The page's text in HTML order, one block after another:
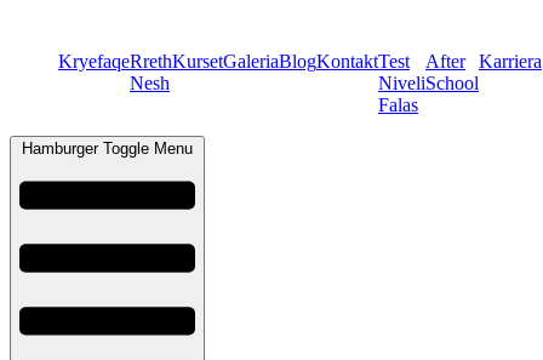
KryefaqeRreth
Nesh
KursetGaleriaBlogKontaktTest
Niveli
Falas
After
School
Karriera
Hamburger Toggle Menu